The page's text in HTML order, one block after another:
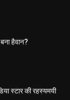
हैवान?
स्टार की रहस्यमयी